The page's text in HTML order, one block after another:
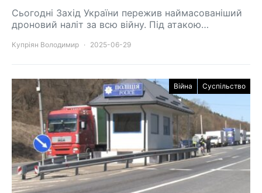
Сьогодні Захід України пережив наймасованіший
дроновий наліт за всю війну. Під атакою…
Купріян Володимир 2025-06-29
Війна Суспільство